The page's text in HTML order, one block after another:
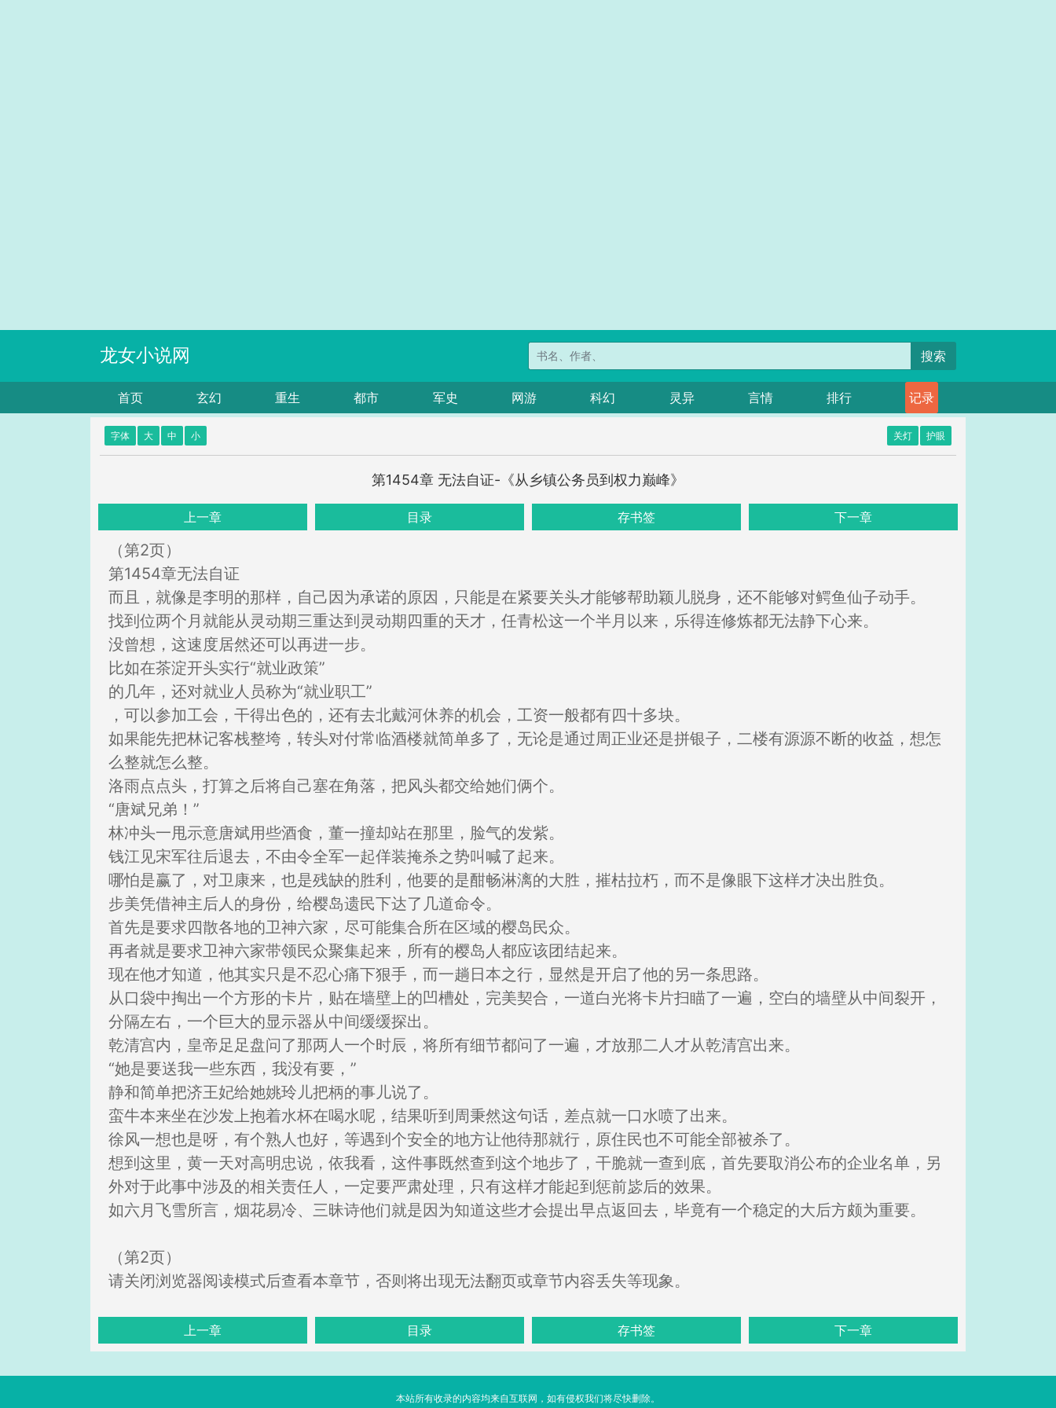
龙女小说网 搜索
首页 玄幻 重生 都市 军史 网游 科幻 灵异 言情 排行 记录
字体 大 中 小 关灯 护眼
第1454章 无法自证-《从乡镇公务员到权力巅峰》
上一章 目录 存书签 下一章
（第2页）
第1454章无法自证
而且，就像是李明的那样，自己因为承诺的原因，只能是在紧要关头才能够帮助颖儿脱身，还不能够对鳄鱼仙子动手。
找到位两个月就能从灵动期三重达到灵动期四重的天才，任青松这一个半月以来，乐得连修炼都无法静下心来。
没曾想，这速度居然还可以再进一步。
比如在茶淀开头实行“就业政策”
的几年，还对就业人员称为“就业职工”
，可以参加工会，干得出色的，还有去北戴河休养的机会，工资一般都有四十多块。
如果能先把林记客栈整垮，转头对付常临酒楼就简单多了，无论是通过周正业还是拼银子，二楼有源源不断的收益，想怎
么整就怎么整。
洛雨点点头，打算之后将自己塞在角落，把风头都交给她们俩个。
“唐斌兄弟！”
林冲头一甩示意唐斌用些酒食，董一撞却站在那里，脸气的发紫。
钱江见宋军往后退去，不由令全军一起佯装掩杀之势叫喊了起来。
哪怕是赢了，对卫康来，也是残缺的胜利，他要的是酣畅淋漓的大胜，摧枯拉朽，而不是像眼下这样才决出胜负。
步美凭借神主后人的身份，给樱岛遗民下达了几道命令。
首先是要求四散各地的卫神六家，尽可能集合所在区域的樱岛民众。
再者就是要求卫神六家带领民众聚集起来，所有的樱岛人都应该团结起来。
现在他才知道，他其实只是不忍心痛下狠手，而一趟日本之行，显然是开启了他的另一条思路。
从口袋中掏出一个方形的卡片，贴在墙壁上的凹槽处，完美契合，一道白光将卡片扫瞄了一遍，空白的墙壁从中间裂开，
分隔左右，一个巨大的显示器从中间缓缓探出。
乾清宫内，皇帝足足盘问了那两人一个时辰，将所有细节都问了一遍，才放那二人才从乾清宫出来。
“她是要送我一些东西，我没有要，”
静和简单把济王妃给她姚玲儿把柄的事儿说了。
蛮牛本来坐在沙发上抱着水杯在喝水呢，结果听到周秉然这句话，差点就一口水喷了出来。
徐风一想也是呀，有个熟人也好，等遇到个安全的地方让他待那就行，原住民也不可能全部被杀了。
想到这里，黄一天对高明忠说，依我看，这件事既然查到这个地步了，干脆就一查到底，首先要取消公布的企业名单，另
外对于此事中涉及的相关责任人，一定要严肃处理，只有这样才能起到惩前毖后的效果。
如六月飞雪所言，烟花易冷、三昧诗他们就是因为知道这些才会提出早点返回去，毕竟有一个稳定的大后方颇为重要。
（第2页）
请关闭浏览器阅读模式后查看本章节，否则将出现无法翻页或章节内容丢失等现象。
上一章 目录 存书签 下一章
本站所有收录的内容均来自互联网，如有侵权我们将尽快删除。